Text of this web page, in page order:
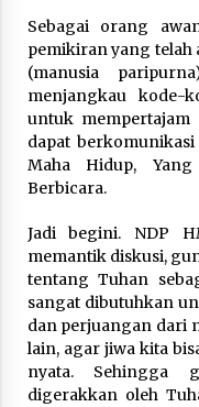
Sebagai orang
pemikiran yang telah
(manusia
menjangkau kode-
untuk
dapat
Maha Hidup,
Berbicara.
Jadi begini. NDP
memantik diskusi,
tentang Tuhan
sangat dibutuhkan
dan perjuangan dari
lain, agar jiwa kita
nyata. Sehingga
digerakkan oleh